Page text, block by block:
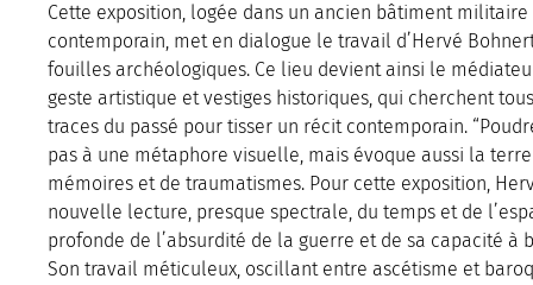
Cette exposition, logée dans un ancien bâtiment militaire
contemporain, met en dialogue le travail d’Hervé
fouilles archéologiques. Ce lieu devient ainsi le
geste artistique et vestiges historiques, qui cherchent
traces du passé pour tisser un récit contemporain.
pas à une métaphore visuelle, mais évoque aussi la
mémoires et de traumatismes. Pour cette exposition,
nouvelle lecture, presque spectrale, du temps et de
profonde de l’absurdité de la guerre et de sa capacité à
Son travail méticuleux, oscillant entre ascétisme et